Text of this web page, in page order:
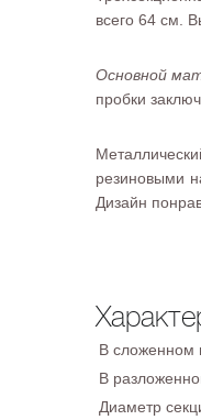
всего 64 см.
Основной
пробки
резиновыми
Дизайн
В сложенном
В
Диаметр